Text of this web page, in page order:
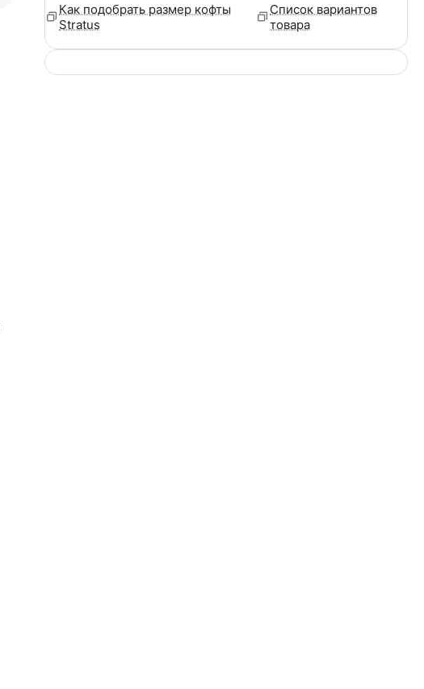
Как подобрать размер кофты
Stratus
Список вариантов
товара